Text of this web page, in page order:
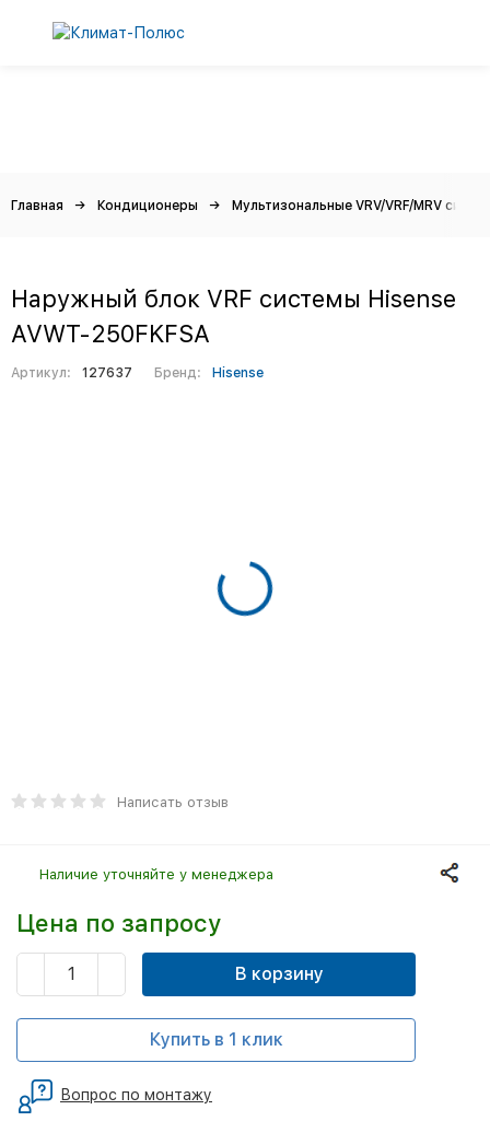
Главная Кондиционеры Мультизональные VRV/VRF/MRV
Наружный блок VRF системы Hisense
AVWT-250FKFSA
Артикул: 127637 Бренд: Hisense
Написать отзыв
Наличие уточняйте у менеджера
Цена по запросу
В корзину
Купить в 1 клик
Вопрос по монтажу